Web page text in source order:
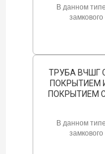
В данном
ТРУБА ВЧШГ
ПОКРЫТИЕМ
ПОКРЫТИЕМ
В данном